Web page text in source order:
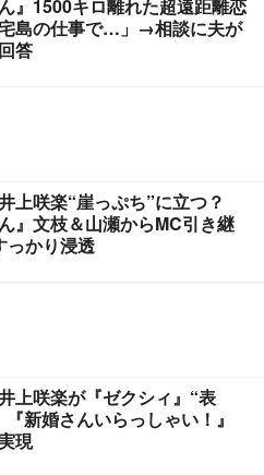
』1500キロ離れた超遠距離恋
島の仕事で…」→相談に夫が
答
上咲楽“崖っぷち”に立つ？
』文枝＆山瀬からMC引き継
っかり浸透
上咲楽が『ゼクシィ』“表
新婚さんいらっしゃい！』
現